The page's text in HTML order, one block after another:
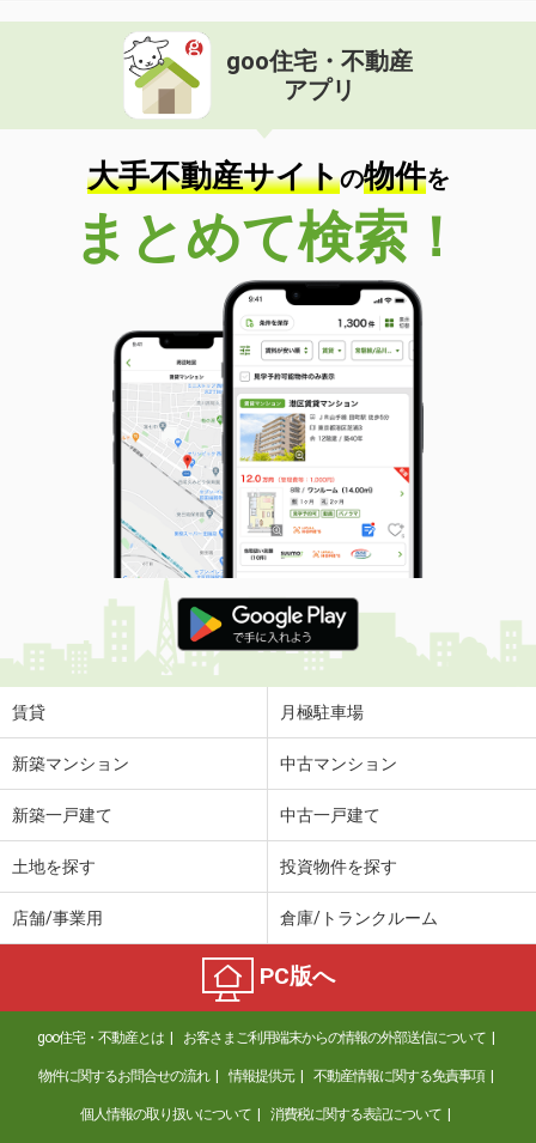
goo住宅・不動産
アプリ
大手不動産サイトの物件を
まとめて検索！
賃貸 月極駐車場
新築マンション 中古マンション
新築一戸建て 中古一戸建て
土地を探す 投資物件を探す
店舗/事業用 倉庫/トランクルーム
PC版へ
goo住宅・不動産とは お客さまご利用端末からの情報の外部送信について
物件に関するお問合せの流れ 情報提供元 不動産情報に関する免責事項
個人情報の取り扱いについて 消費税に関する表記について